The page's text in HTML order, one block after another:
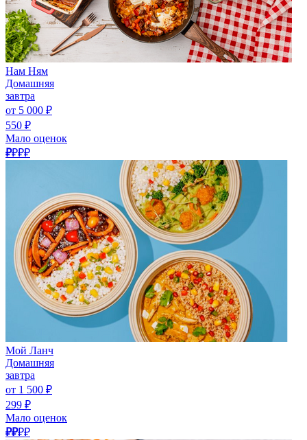
Нам Ням
Домашняя
завтра
от 5 000 ₽
550 ₽
Мало оценок
₽₽₽₽
Мой Ланч
Домашняя
завтра
от 1 500 ₽
299 ₽
Мало оценок
₽₽₽₽